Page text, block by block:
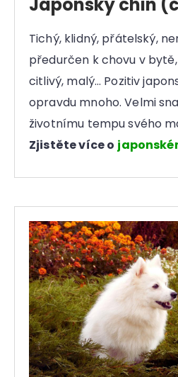
Tichý, klidný, přátelský,
předurčen k chovu v
citlivý, malý… Pozitiv
opravdu mnoho. Velmi
životnímu tempu svého
Zjistěte více o